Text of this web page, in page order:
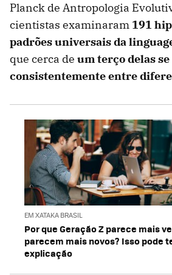
Planck de Antropologia
cientistas examinaram 191
padrões universais da
que cerca de um terço delas
consistentemente entre
EM XATAKA BRASIL
Por que Geração Z parece mais
parecem mais novos? Isso pode
explicação